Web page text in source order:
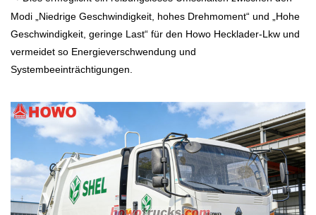
Modi „Niedrige Geschwindigkeit, hohes Drehmoment“ und „Hohe
Geschwindigkeit, geringe Last“ für den Howo Hecklader-Lkw und
vermeidet so Energieverschwendung und
Systembeeinträchtigungen.